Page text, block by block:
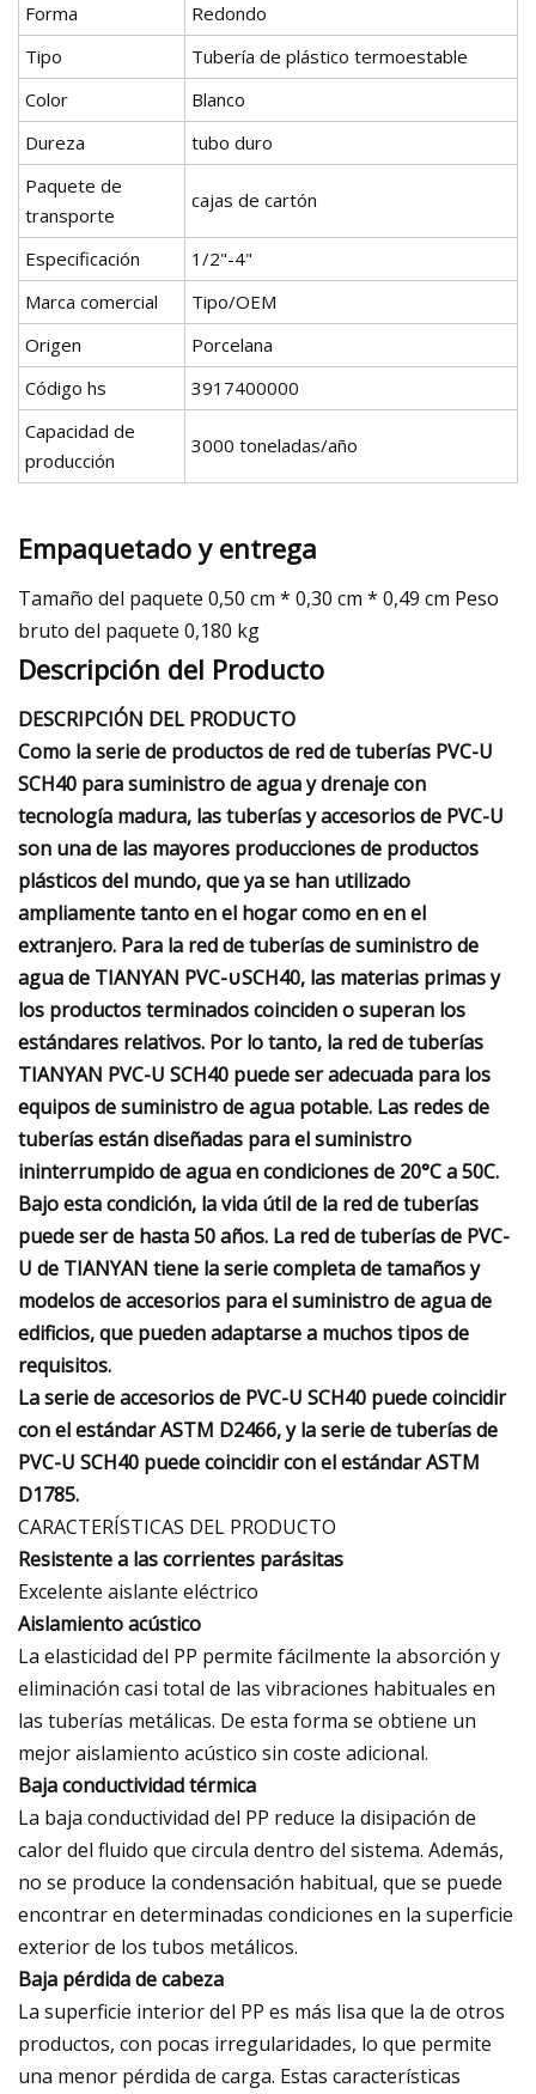
Forma
Redondo
Tipo
Tubería de plástico termoestable
Color
Blanco
Dureza
tubo duro
Paquete de
transporte
cajas de cartón
Especificación
1/2"-4"
Marca comercial
Tipo/OEM
Origen
Porcelana
Código hs
3917400000
Capacidad de
producción
3000 toneladas/año
Empaquetado y entrega
Tamaño del paquete 0,50 cm * 0,30 cm * 0,49 cm Peso
bruto del paquete 0,180 kg
Descripción del Producto
DESCRIPCIÓN DEL PRODUCTO
Como la serie de productos de red de tuberías PVC-U
SCH40 para suministro de agua y drenaje con
tecnología madura, las tuberías y accesorios de PVC-U
son una de las mayores producciones de productos
plásticos del mundo, que ya se han utilizado
ampliamente tanto en el hogar como en en el
extranjero. Para la red de tuberías de suministro de
agua de TIANYAN PVC-∪SCH40, las materias primas y
los productos terminados coinciden o superan los
estándares relativos. Por lo tanto, la red de tuberías
TIANYAN PVC-U SCH40 puede ser adecuada para los
equipos de suministro de agua potable. Las redes de
tuberías están diseñadas para el suministro
ininterrumpido de agua en condiciones de 20°C a 50C.
Bajo esta condición, la vida útil de la red de tuberías
puede ser de hasta 50 años. La red de tuberías de PVC-
U de TIANYAN tiene la serie completa de tamaños y
modelos de accesorios para el suministro de agua de
edificios, que pueden adaptarse a muchos tipos de
requisitos.
La serie de accesorios de PVC-U SCH40 puede coincidir
con el estándar ASTM D2466, y la serie de tuberías de
PVC-U SCH40 puede coincidir con el estándar ASTM
D1785.
CARACTERÍSTICAS DEL PRODUCTO
Resistente a las corrientes parásitas
Excelente aislante eléctrico
Aislamiento acústico
La elasticidad del PP permite fácilmente la absorción y
eliminación casi total de las vibraciones habituales en
las tuberías metálicas. De esta forma se obtiene un
mejor aislamiento acústico sin coste adicional.
Baja conductividad térmica
La baja conductividad del PP reduce la disipación de
calor del fluido que circula dentro del sistema. Además,
no se produce la condensación habitual, que se puede
encontrar en determinadas condiciones en la superficie
exterior de los tubos metálicos.
Baja pérdida de cabeza
La superficie interior del PP es más lisa que la de otros
productos, con pocas irregularidades, lo que permite
una menor pérdida de carga. Estas características